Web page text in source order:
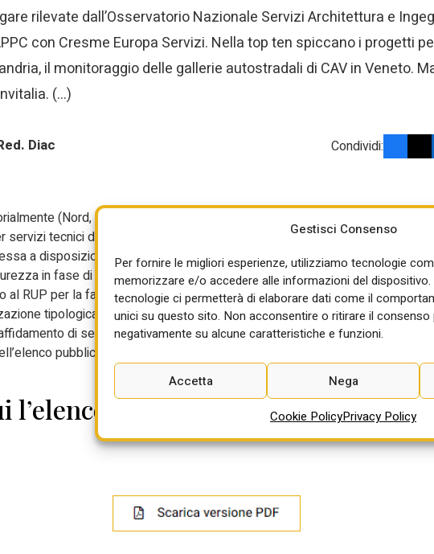
Gestisci Consenso
Per fornire le migliori esperienze, utilizziamo tecnologie
memorizzare e/o accedere alle informazioni del
tecnologie ci permetterà di elaborare dati come il
unici su questo sito. Non acconsentire o ritirare il consenso
negativamente su alcune caratteristiche e funzioni.
Accetta Nega
Cookie PolicyPrivacy Policy
rilevate dall’Osservatorio Nazionale Servizi Architettura e
con Cresme Europa Servizi. Nella top ten spiccano i progetti
il monitoraggio delle gallerie autostradali di CAV in Veneto.
(…)
Diac Condividi:
IN SINTESI
SAI 13-19 Giu 2026
(Nord, Centro e Sud) sono relativi
servizi tecnici di supporto alla direzione
a disposizione di direttori operativi,
in fase di esecuzione e ispettori di
al RUP per la fase di esecuzione; e tre lotti
tipologica delle opere (ambientali, civili e architettura/beni culturali)
di servizi tecnici di supporto alla programmazione e alla
pubblicato sotto sono per progettazione e altri servizi di importo
l’elenco completo dei bandi SAI 13-